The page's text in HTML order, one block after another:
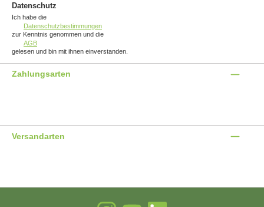
Datenschutz
Ich habe die
Datenschutzbestimmungen
zur Kenntnis genommen und die
AGB
gelesen und bin mit ihnen einverstanden.
Zahlungsarten
Versandarten